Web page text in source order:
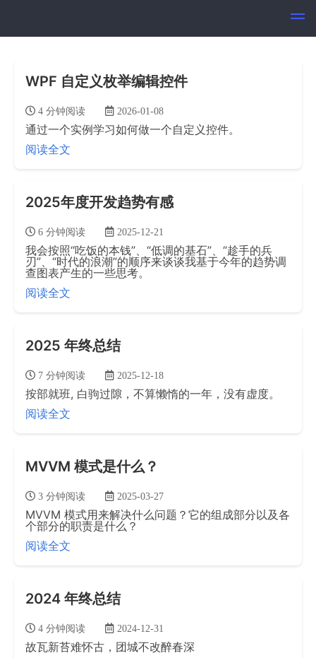
WPF 自定义枚举编辑控件
4 分钟阅读 2026-01-08
通过一个实例学习如何做一个自定义控件。
阅读全文
2025年度开发趋势有感
6 分钟阅读 2025-12-21
我会按照“吃饭的本钱”、“低调的基石”、“趁手的兵
刃”、“时代的浪潮”的顺序来谈谈我基于今年的趋势调
查图表产生的一些思考。
阅读全文
2025 年终总结
7 分钟阅读 2025-12-18
按部就班, 白驹过隙，不算懒惰的一年，没有虚度。
阅读全文
MVVM 模式是什么？
3 分钟阅读 2025-03-27
MVVM 模式用来解决什么问题？它的组成部分以及各
个部分的职责是什么？
阅读全文
2024 年终总结
4 分钟阅读 2024-12-31
故瓦新苔难怀古，团城不改醉春深